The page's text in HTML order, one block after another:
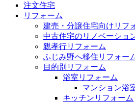
注文住宅
リフォーム
建売・分譲住宅向けリフ
中古住宅のリノベーショ
親孝行リフォーム
ふじみ野へ移住リフォー
目的別リフォーム
浴室リフォーム
マンション浴
キッチンリフォーム